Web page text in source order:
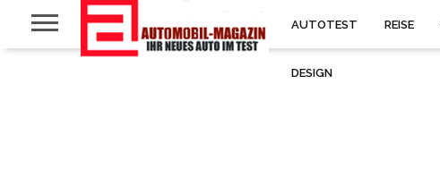
AUTOTEST REISE
DESIGN